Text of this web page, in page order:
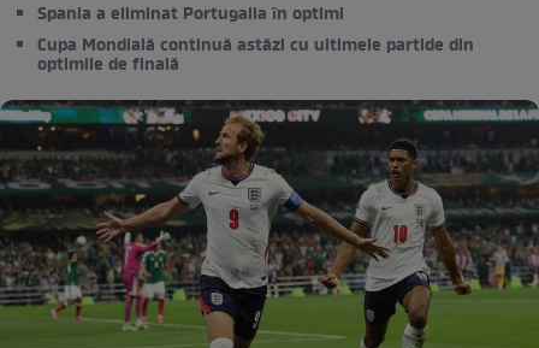
Spania a eliminat Portugalia ȋn optimi
Cupa Mondială continuă astăzi cu ultimele partide din
optimile de finală